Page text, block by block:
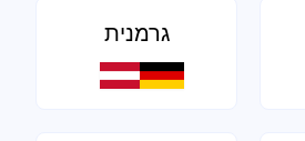
גרמנית